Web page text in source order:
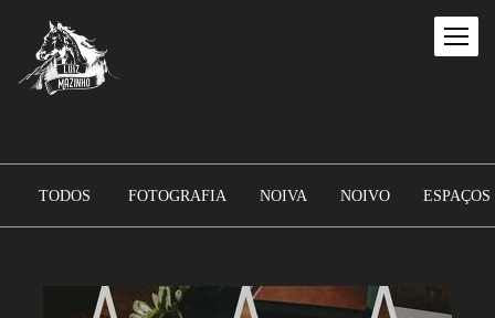
TODOS FOTOGRAFIA NOIVA NOIVO ESPAÇOS